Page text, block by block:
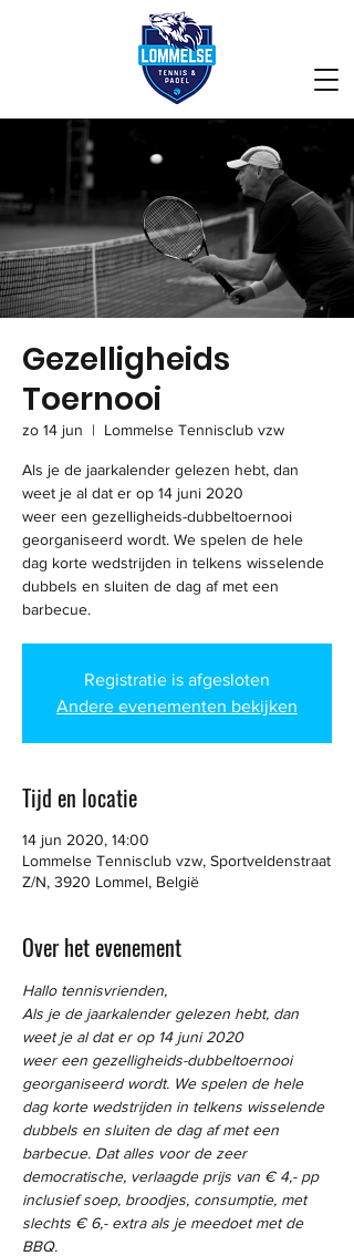
Gezelligheids
Toernooi
zo 14 jun
  |
Lommelse Tennisclub vzw
Als je de jaarkalender gelezen hebt, dan
weet je al dat er op 14 juni 2020
weer een gezelligheids-dubbeltoernooi
georganiseerd wordt. We spelen de hele
dag korte wedstrijden in telkens wisselende
dubbels en sluiten de dag af met een
barbecue.
Registratie is afgesloten
Andere evenementen bekijken
Tijd en locatie
14 jun 2020, 14:00
Lommelse Tennisclub vzw, Sportveldenstraat
Z/N, 3920 Lommel, België
Over het evenement
Hallo tennisvrienden,
Als je de jaarkalender gelezen hebt, dan
weet je al dat er op 14 juni 2020
weer een gezelligheids-dubbeltoernooi
georganiseerd wordt. We spelen de hele
dag korte wedstrijden in telkens wisselende
dubbels en sluiten de dag af met een
barbecue. Dat alles voor de zeer
democratische, verlaagde prijs van € 4,- pp
inclusief soep, broodjes, consumptie, met
slechts € 6,- extra als je meedoet met de
BBQ.